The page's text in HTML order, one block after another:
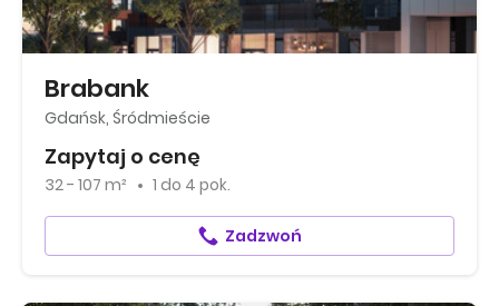
Brabank
Gdańsk, Śródmieście
Zapytaj o cenę
32 - 107 m² 1 do 4 pok.
Zadzwoń